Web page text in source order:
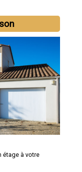
étage à votre